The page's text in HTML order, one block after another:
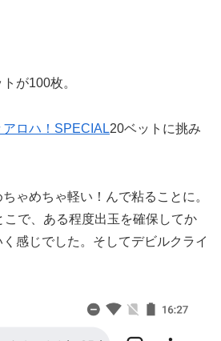
が100枚。
アロハ！SPECIAL20ベットに挑み
ゃめちゃ軽い！んで粘ることに。
で、ある程度出玉を確保してか
感じでした。 そしてデビルクライ